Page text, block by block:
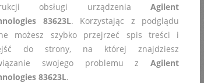
obsługi urządzeniaAgilent
83623L. Korzystając z podglądu
możesz szybko przejrzeć spis treści i
do strony, na której znajdziesz
swojego problemu zAgilent
83623L.